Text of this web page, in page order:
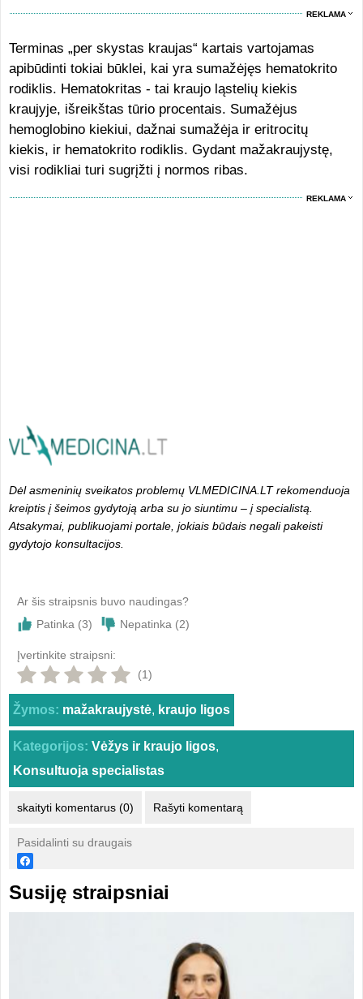
REKLAMA
Terminas „per skystas kraujas“ kartais vartojamas
apibūdinti tokiai būklei, kai yra sumažėjęs hematokrito
rodiklis. Hematokritas - tai kraujo ląstelių kiekis
kraujyje, išreikštas tūrio procentais. Sumažėjus
hemoglobino kiekiui, dažnai sumažėja ir eritrocitų
kiekis, ir hematokrito rodiklis. Gydant mažakraujystę,
visi rodikliai turi sugrįžti į normos ribas.
REKLAMA
Dėl asmeninių sveikatos problemų VLMEDICINA.LT rekomenduoja
kreiptis į šeimos gydytoją arba su jo siuntimu – į specialistą.
Atsakymai, publikuojami portale, jokiais būdais negali pakeisti
gydytojo konsultacijos.
Ar šis straipsnis buvo naudingas?
Patinka (3) Nepatinka (2)
Įvertinkite straipsni:
(1)
Žymos: mažakraujystė, kraujo ligos
Kategorijos: Vėžys ir kraujo ligos,
Konsultuoja specialistas
skaityti komentarus (0) Rašyti komentarą
Pasidalinti su draugais
Susiję straipsniai